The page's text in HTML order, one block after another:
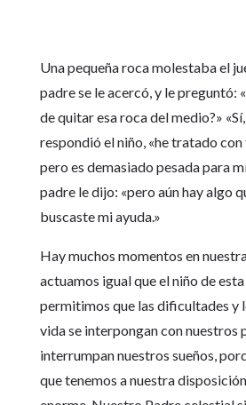
Una pequeña roca molestaba el
padre se le acercó, y le preguntó:
de quitar esa roca del medio?»
respondió el niño, «he tratado
pero es demasiado pesada para
padre le dijo: «pero aún hay algo
buscaste mi ayuda.»
Hay muchos momentos en
actuamos igual que el niño de
permitimos que las dificultades y
vida se interpongan con nuestros
interrumpan nuestros sueños,
que tenemos a nuestra